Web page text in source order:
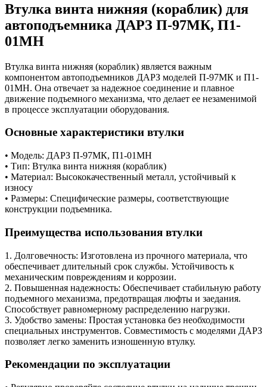
Втулка винта нижняя (кораблик) для
автоподъемника ДАРЗ П-97МК, П1-
01МН
Втулка винта нижняя (кораблик) является важным
компонентом автоподъемников ДАРЗ моделей П-97МК и П1-
01МН. Она отвечает за надежное соединение и плавное
движение подъемного механизма, что делает ее незаменимой
в процессе эксплуатации оборудования.
Основные характеристики втулки
• Модель: ДАРЗ П-97МК, П1-01МН
• Тип: Втулка винта нижняя (кораблик)
• Материал: Высококачественный металл, устойчивый к
износу
• Размеры: Специфические размеры, соответствующие
конструкции подъемника.
Преимущества использования втулки
1. Долговечность: Изготовлена из прочного материала, что
обеспечивает длительный срок службы. Устойчивость к
механическим повреждениям и коррозии.
2. Повышенная надежность: Обеспечивает стабильную работу
подъемного механизма, предотвращая люфты и заедания.
Способствует равномерному распределению нагрузки.
3. Удобство замены: Простая установка без необходимости
специальных инструментов. Совместимость с моделями ДАРЗ
позволяет легко заменить изношенную втулку.
Рекомендации по эксплуатации